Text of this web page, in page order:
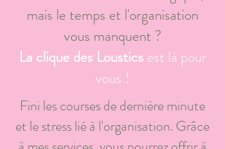
mais le temps et l'organisation
vous manquent ?
La clique des Lousticsest là pour
vous !
Fini les courses de dernière minute
et le stress lié à l'organisation. Grâce